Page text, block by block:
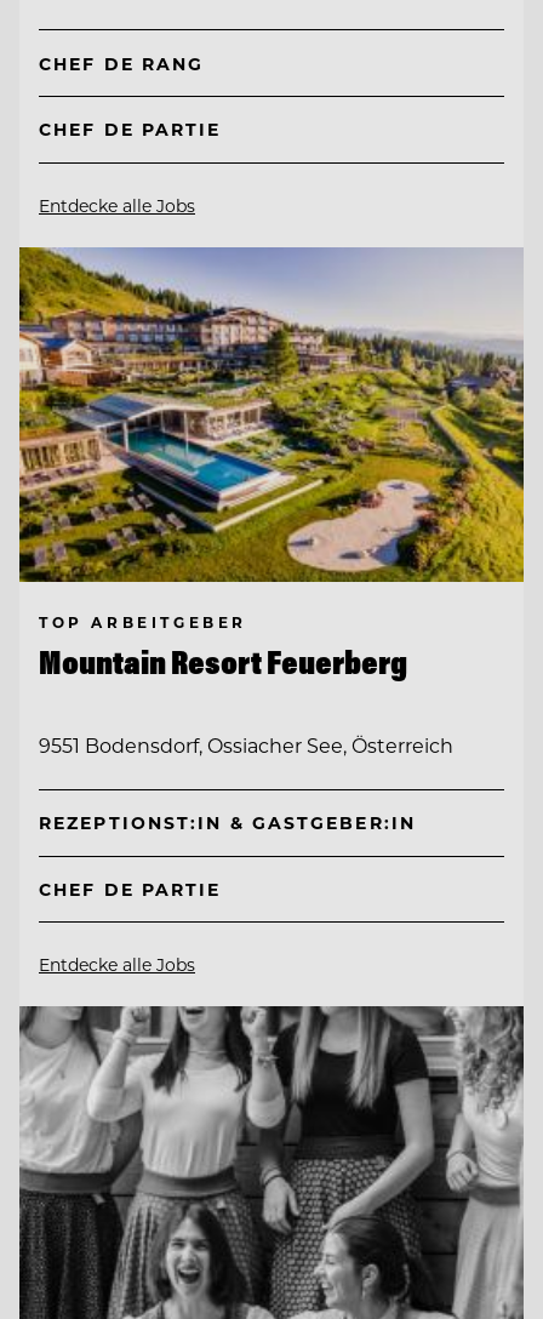
CHEF DE RANG
CHEF DE PARTIE
Entdecke alle Jobs
TOP ARBEITGEBER
Mountain Resort Feuerberg
9551 Bodensdorf, Ossiacher See, Österreich
REZEPTIONST:IN & GASTGEBER:IN
CHEF DE PARTIE
Entdecke alle Jobs